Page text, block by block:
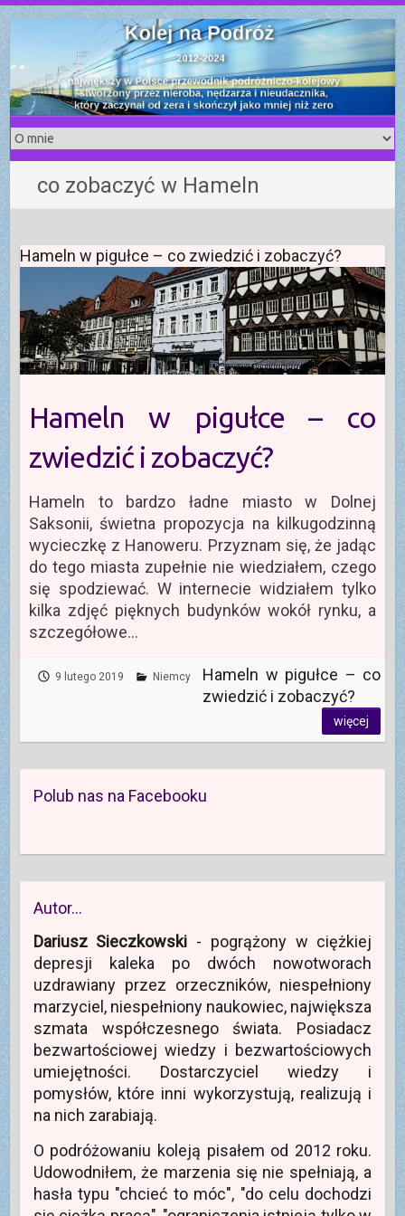
S
k
i
p
t
o
c
o
n
t
e
n
t
co zobaczyć w Hameln
Hameln w pigułce – co zwiedzić i zobaczyć?
Hameln w pigułce – co
zwiedzić i zobaczyć?
Hameln to bardzo ładne miasto w Dolnej
Saksonii, świetna propozycja na kilkugodzinną
wycieczkę z Hanoweru. Przyznam się, że jadąc
do tego miasta zupełnie nie wiedziałem, czego
się spodziewać. W internecie widziałem tylko
kilka zdjęć pięknych budynków wokół rynku, a
szczegółowe…
9 lutego 2019 Niemcy
Hameln w pigułce – co
zwiedzić i zobaczyć?
więcej
Polub nas na Facebooku
Autor…
Dariusz Sieczkowski - pogrążony w ciężkiej
depresji kaleka po dwóch nowotworach
uzdrawiany przez orzeczników, niespełniony
marzyciel, niespełniony naukowiec, największa
szmata współczesnego świata. Posiadacz
bezwartościowej wiedzy i bezwartościowych
umiejętności. Dostarczyciel wiedzy i
pomysłów, które inni wykorzystują, realizują i
na nich zarabiają.
O podróżowaniu koleją pisałem od 2012 roku.
Udowodniłem, że marzenia się nie spełniają, a
hasła typu "chcieć to móc", "do celu dochodzi